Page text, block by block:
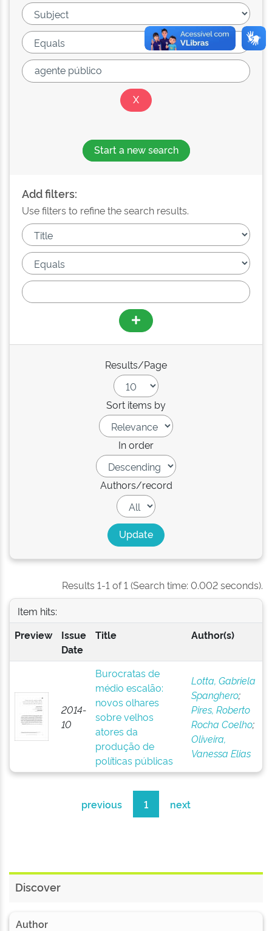
Start a new search
Add filters:
Use filters to refine the search results.
Results/Page
Sort items by
In order
Authors/record
Results 1-1 of 1 (Search time: 0.002 seconds).
Item hits:
Preview
Issue
Date
Title Author(s)
2014-
10
Burocratas de
médio escalão:
novos olhares
sobre velhos
atores da
produção de
políticas públicas
Lotta, Gabriela
Spanghero;
Pires, Roberto
Rocha Coelho;
Oliveira,
Vanessa Elias
previous 1 next
Discover
Author